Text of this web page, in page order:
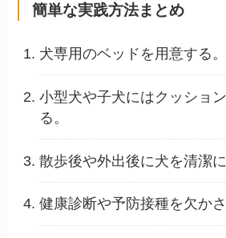
簡単な実践方法まとめ
犬専用のベッドを用意する。
小型犬や子犬にはクッショ
る。
散歩後や外出後に犬を清潔に
健康診断や予防接種を欠かさ